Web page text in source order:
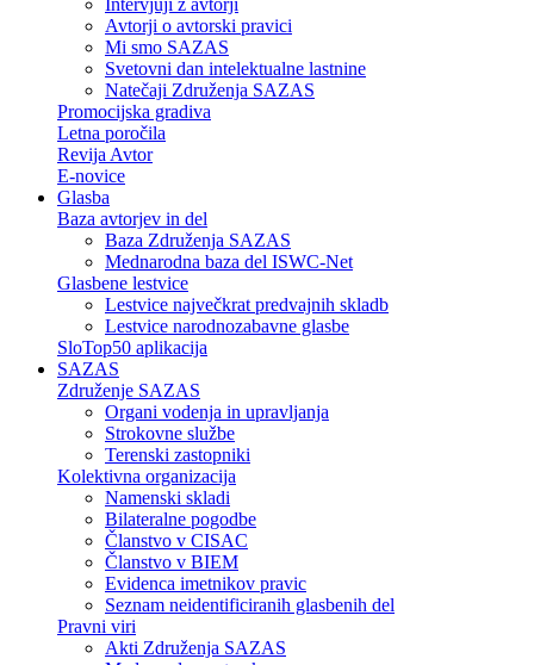
Intervjuji z avtorji
Avtorji o avtorski pravici
Mi smo SAZAS
Svetovni dan intelektualne lastnine
Natečaji Združenja SAZAS
Promocijska gradiva
Letna poročila
Revija Avtor
E-novice
Glasba
Baza avtorjev in del
Baza Združenja SAZAS
Mednarodna baza del ISWC-Net
Glasbene lestvice
Lestvice največkrat predvajnih skladb
Lestvice narodnozabavne glasbe
SloTop50 aplikacija
SAZAS
Združenje SAZAS
Organi vodenja in upravljanja
Strokovne službe
Terenski zastopniki
Kolektivna organizacija
Namenski skladi
Bilateralne pogodbe
Članstvo v CISAC
Članstvo v BIEM
Evidenca imetnikov pravic
Seznam neidentificiranih glasbenih del
Pravni viri
Akti Združenja SAZAS